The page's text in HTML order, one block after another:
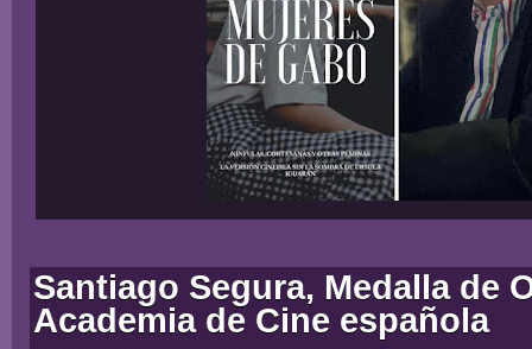
Santiago Segura, Medalla de
Academia de Cine española